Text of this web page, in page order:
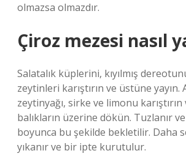
olmazsa olmazdır.
Çiroz mezesi nasıl
Salatalık küplerini, kıyılmış
zeytinleri karıştırın ve üstüne yayın.
zeytinyağı, sirke ve limonu
balıkların üzerine dökün. Tuzlanır
boyunca bu şekilde bekletilir. Daha
yıkanır ve bir ipte kurutulur.